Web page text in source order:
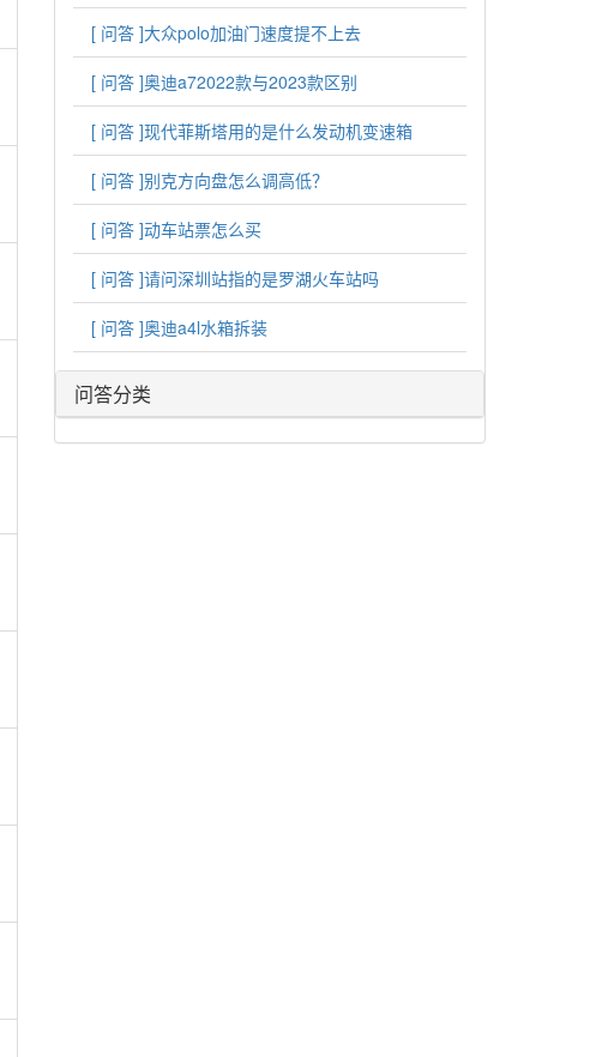
[ 问答 ]大众polo加油门速度提不上去
[ 问答 ]奥迪a72022款与2023款区别
[ 问答 ]现代菲斯塔用的是什么发动机变速箱
[ 问答 ]别克方向盘怎么调高低？
[ 问答 ]动车站票怎么买
[ 问答 ]请问深圳站指的是罗湖火车站吗
[ 问答 ]奥迪a4l水箱拆装
问答分类